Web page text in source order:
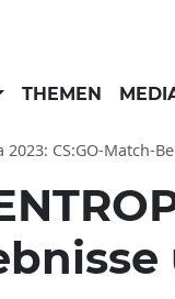
THEMEN
Match-Bericht,